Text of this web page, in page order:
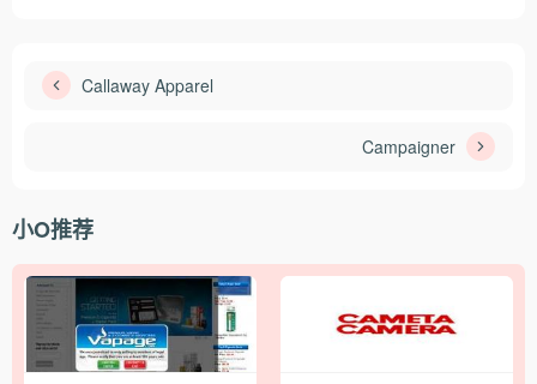
Callaway Apparel
Campaigner
小O推荐